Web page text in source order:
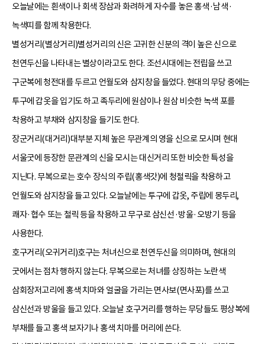
오늘날에는 흰색이나 회색 장삼과 화려하게 자수를 놓은 홍색·남색·
녹색띠를 함께 착용한다.
별성거리(별상거리)별성거리의 신은 고귀한 신분의 격이 높은 신으로
천연두신을 나타내는 별상이라고도 한다. 조선시대에는 전립을 쓰고
구군복에 청전대를 두르고 언월도와 삼지창을 들었다. 현대의 무당 중에는
투구에 갑옷을 입기도 하고 족두리에 원삼이나 원삼 비슷한 녹색 포를
착용하고 부채와 삼지창을 들기도 한다.
장군거리(대거리)대부분 지체 높은 무관계의 영을 신으로 모시며 현대
서울굿에 등장한 문관계의 신을 모시는 대신거리 또한 비슷한 특성을
지닌다. 무복으로는 호수 장식의 주립(홍색갓)에 청철릭을 착용하고
언월도와 삼지창을 들고 있다. 오늘날에는 투구에 갑옷, 주립에 몽두리,
쾌자·협수 또는 철릭 등을 착용하고 무구로 삼신선·방울·오방기 등을
사용한다.
호구거리(오귀거리)호구는 처녀신으로 천연두신을 의미하며, 현대의
굿에서는 점차 행하지 않는다. 무복으로는 처녀를 상징하는 노란색
삼회장저고리에 홍색 치마와 얼굴을 가리는 면사보(면사포)를 쓰고
삼신선과 방울을 들고 있다. 오늘날 호구거리를 행하는 무당들도 평상복에
부채를 들고 홍색 보자기나 홍색 치마를 머리에 쓴다.